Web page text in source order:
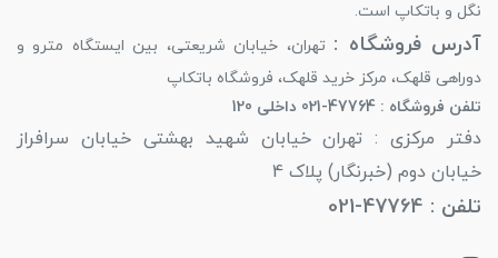
نگل و باتکاپ است.
آدرس فروشگاه : تهران، خیابان شریعتی، بین ایستگاه مترو و
دوراهی قلهک، مرکز خرید قلهک، فروشگاه باتکاپ
تلفن فروشگاه : 47764-021 داخلی 120
دفتر مرکزی : تهران خیابان شهید بهشتی خیابان سرافراز
خیابان دوم (خبرنگار) پلاک 4
تلفن : 47764-021